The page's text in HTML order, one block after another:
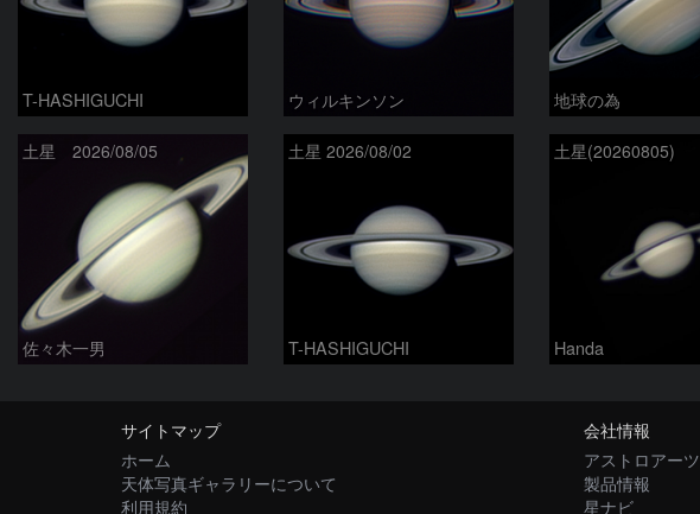
T-HASHIGUCHI ウィルキンソン 地球の為
土星 2026/08/05
佐々木一男
土星 2026/08/02
T-HASHIGUCHI
土星(20260805)
Handa
サイトマップ
ホーム
天体写真ギャラリーについて
利用規約
会社情報
アストロアーツ
製品情報
星ナビ